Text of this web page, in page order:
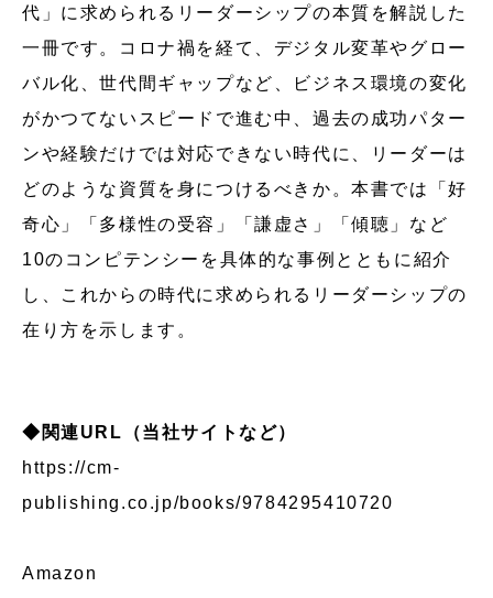
代」に求められるリーダーシップの本質を解説した
一冊です。コロナ禍を経て、デジタル変革やグロー
バル化、世代間ギャップなど、ビジネス環境の変化
がかつてないスピードで進む中、過去の成功パター
ンや経験だけでは対応できない時代に、リーダーは
どのような資質を身につけるべきか。本書では「好
奇心」「多様性の受容」「謙虚さ」「傾聴」など
10のコンピテンシーを具体的な事例とともに紹介
し、これからの時代に求められるリーダーシップの
在り方を示します。
◆関連URL（当社サイトなど）
https://cm-
publishing.co.jp/books/9784295410720
Amazon